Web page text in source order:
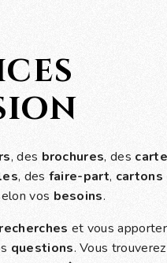
, des brochures, des
, des faire-part, cartons
vos besoins.
recherches et vous
questions. Vous